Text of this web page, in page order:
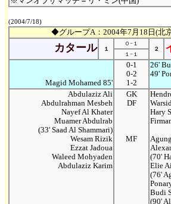
(2004/7/18)
◆グループA：2004年7月18日(北
カタール １
０−１
２
１−１
Magid Mohamed 85'
0-1
0-2
1-2
26'
49'
Abdulaziz Ali
Abdulrahman Mesbeh
Nayef Al Khater
Muamer Abdulrab
(33' Saad Al Shammari)
Wesam Rizik
Ezzat Jadoua
Waleed Mohyaden
Abdulaziz Karim
GK
DF
MF
Hary
(70'
Elie
(76'
Budi
(90'